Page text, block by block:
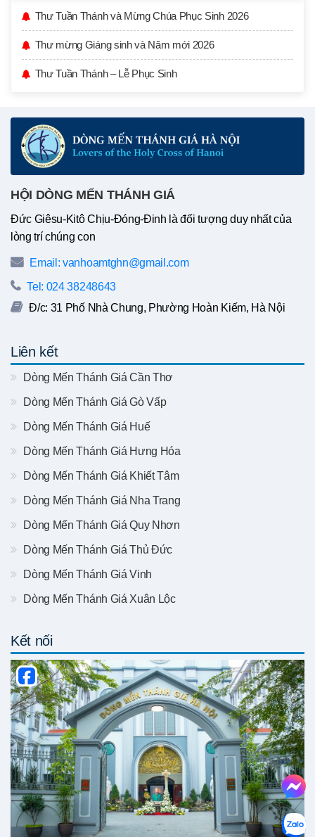
Thư Tuần Thánh và Mừng Chúa Phục Sinh 2026
Thư mừng Giáng sinh và Năm mới 2026
Thư Tuần Thánh – Lễ Phục Sinh
HỘI DÒNG MẾN THÁNH GIÁ
Đức Giêsu-Kitô Chịu-Đóng-Đinh là đối tượng duy nhất của
lòng trí chúng con
Email: vanhoamtghn@gmail.com
Tel: 024 38248643
Đ/c: 31 Phố Nhà Chung, Phường Hoàn Kiếm, Hà Nội
Liên kết
Dòng Mến Thánh Giá Cần Thơ
Dòng Mến Thánh Giá Gò Vấp
Dòng Mến Thánh Giá Huế
Dòng Mến Thánh Giá Hưng Hóa
Dòng Mến Thánh Giá Khiết Tâm
Dòng Mến Thánh Giá Nha Trang
Dòng Mến Thánh Giá Quy Nhơn
Dòng Mến Thánh Giá Thủ Đức
Dòng Mến Thánh Giá Vinh
Dòng Mến Thánh Giá Xuân Lộc
Kết nối